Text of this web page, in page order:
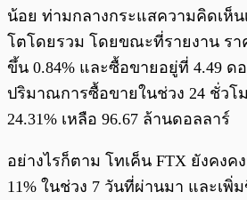
น้อย ท่ามกลางกระแสความคิดเห็
โตโดยรวม โดยขณะที่รายงาน รา
ขึ้น 0.84% และซื้อขายอยู่ที่ 4.49
ปริมาณการซื้อขายในช่วง 24 ชั่วโ
24.31% เหลือ 96.67 ล้านดอลลาร์
อย่างไรก็ตาม โทเค็น FTX ยังคงค
11% ในช่วง 7 วันที่ผ่านมา และเพิ่